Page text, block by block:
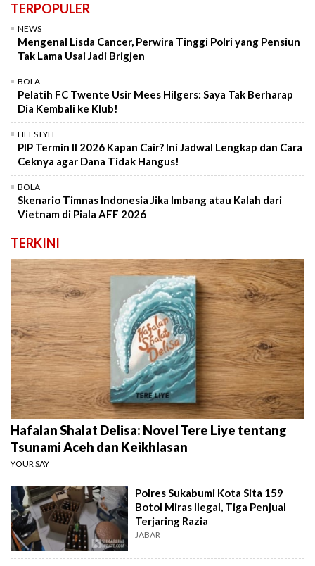
TERPOPULER
NEWS
Mengenal Lisda Cancer, Perwira Tinggi Polri yang Pensiun
Tak Lama Usai Jadi Brigjen
BOLA
Pelatih FC Twente Usir Mees Hilgers: Saya Tak Berharap
Dia Kembali ke Klub!
LIFESTYLE
PIP Termin II 2026 Kapan Cair? Ini Jadwal Lengkap dan Cara
Ceknya agar Dana Tidak Hangus!
BOLA
Skenario Timnas Indonesia Jika Imbang atau Kalah dari
Vietnam di Piala AFF 2026
TERKINI
Hafalan Shalat Delisa: Novel Tere Liye tentang
Tsunami Aceh dan Keikhlasan
YOUR SAY
Polres Sukabumi Kota Sita 159
Botol Miras Ilegal, Tiga Penjual
Terjaring Razia
JABAR